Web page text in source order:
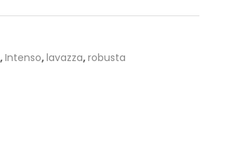
,Intenso,lavazza,robusta